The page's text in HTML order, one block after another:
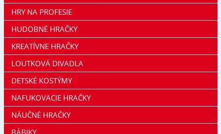
HRY NA PROFESIE
HUDOBNÉ HRAČKY
KREATÍVNE HRAČKY
LOUTKOVÁ DIVADLA
DETSKÉ KOSTÝMY
NAFUKOVACIE HRAČKY
NÁUČNÉ HRAČKY
BÁBIKY